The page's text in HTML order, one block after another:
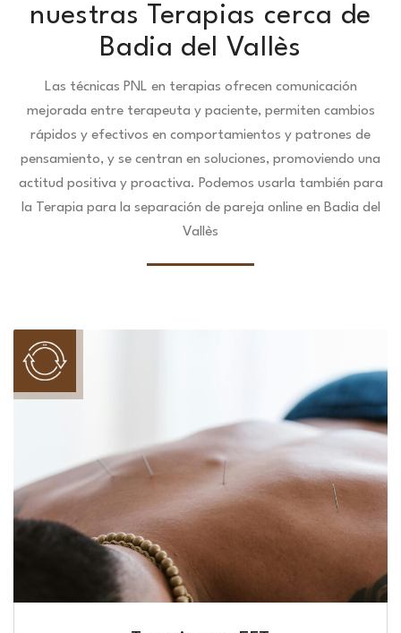
nuestras Terapias cerca de
Badia del Vallès
Las técnicas PNL en terapias ofrecen comunicación
mejorada entre terapeuta y paciente, permiten cambios
rápidos y efectivos en comportamientos y patrones de
pensamiento, y se centran en soluciones, promoviendo una
actitud positiva y proactiva. Podemos usarla también para
la Terapia para la separación de pareja online en Badia del
Vallès